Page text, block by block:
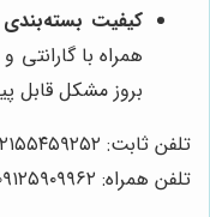
کیفیت
همراه با
بروز مشکل قابل
تلفن ثابت: ۰۲۱۵۵۴۵۹۲۵۲ - ۰۲۱۵۵۴۵۹۲۴۱
تلفن همراه: ۰۹۱۲۵۹۰۹۹۶۲ - ۰۹۱۲۵۱۲۱۵۴۰‌‌‌ - ۰۹۱۲۶۹۳۱۶۶۷